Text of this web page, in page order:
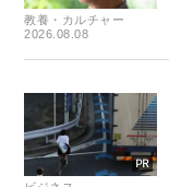
教養・カルチャー
2026.08.08